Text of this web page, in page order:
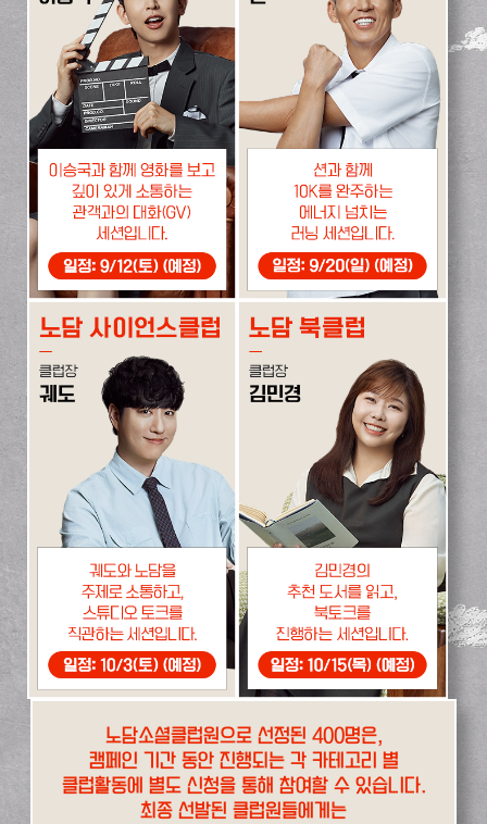
노담소셜클럽원으로 선정된 400명은,
캠페인 기간 동안 진행되는 각 카테고리 별
클럽활동에 별도 신청을 통해 참여할 수 있습니다.
최종 선발된 클럽원들에게는